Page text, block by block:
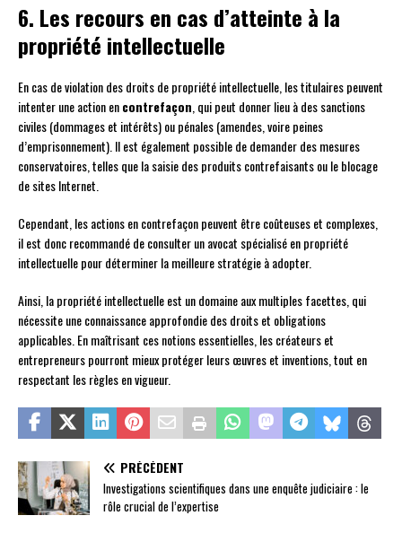
6. Les recours en cas d’atteinte à la
propriété intellectuelle
En cas de violation des droits de propriété intellectuelle, les titulaires peuvent
intenter une action encontrefaçon , qui peut donner lieu à des sanctions
civiles (dommages et intérêts) ou pénales (amendes, voire peines
d’emprisonnement). Il est également possible de demander des mesures
conservatoires, telles que la saisie des produits contrefaisants ou le blocage
de sites Internet.
Cependant, les actions en contrefaçon peuvent être coûteuses et complexes,
il est donc recommandé de consulter un avocat spécialisé en propriété
intellectuelle pour déterminer la meilleure stratégie à adopter.
Ainsi, la propriété intellectuelle est un domaine aux multiples facettes, qui
nécessite une connaissance approfondie des droits et obligations
applicables. En maîtrisant ces notions essentielles, les créateurs et
entrepreneurs pourront mieux protéger leurs œuvres et inventions, tout en
respectant les règles en vigueur.
PRÉCÉDENT
Investigations scientifiques dans une enquête judiciaire : le
rôle crucial de l’expertise